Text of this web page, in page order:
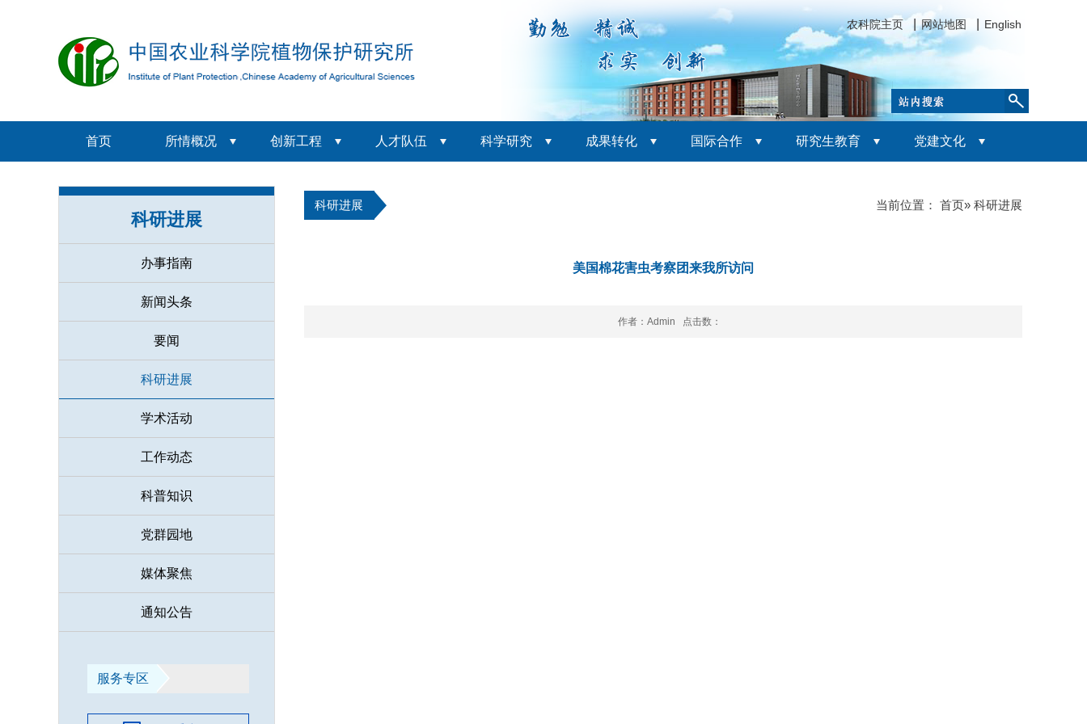
农科院主页 网站地图 English
首页 所情概况 创新工程 人才队伍 科学研究 成果转化 国际合作 研究生教育 党建文化
科研进展
办事指南
新闻头条
要闻
科研进展
学术活动
工作动态
科普知识
党群园地
媒体聚焦
通知公告
服务专区
科研进展 当前位置： 首页» 科研进展
美国棉花害虫考察团来我所访问
作者：Admin 点击数：